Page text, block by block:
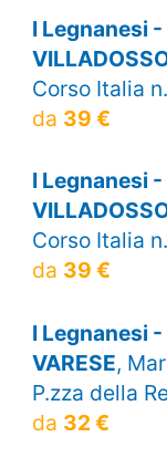
I Legnanesi
Corso Italia
da 39 €
I Legnanesi
Corso Italia
da 39 €
I Legnanesi
VARESE,
P.zza della
da 32 €